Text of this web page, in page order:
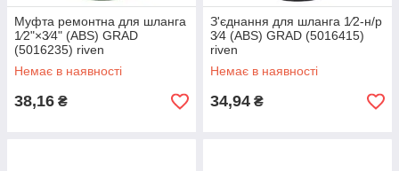
Муфта ремонтна для шланга
1⁄2"×3⁄4" (ABS) GRAD
(5016235) riven
Немає в наявності
38,16 ₴
З'єднання для шланга 1⁄2-н/р
3⁄4 (ABS) GRAD (5016415)
riven
Немає в наявності
34,94 ₴